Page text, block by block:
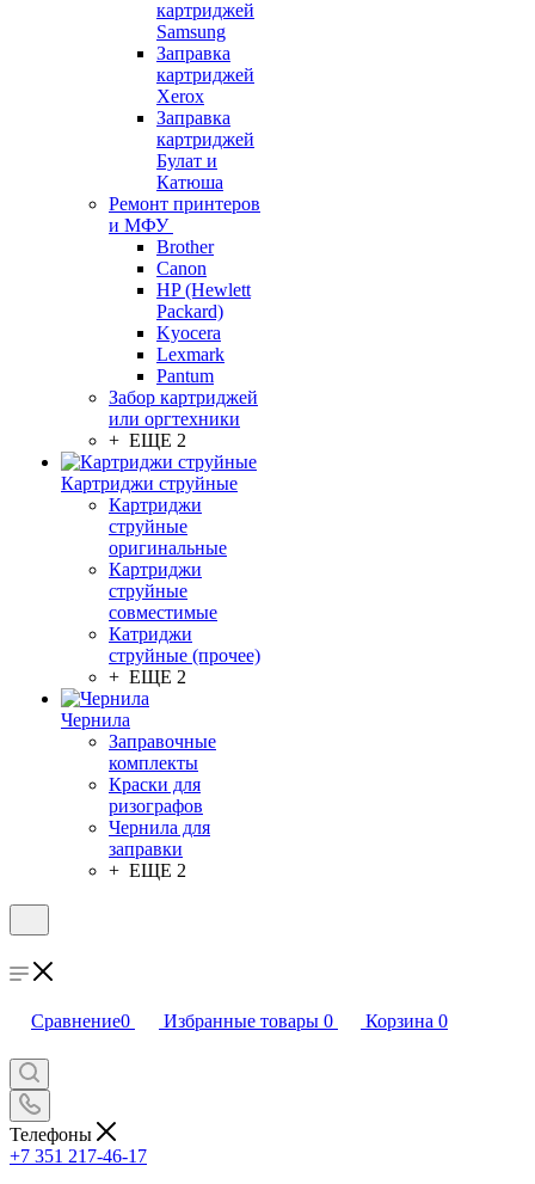
картриджей
Samsung
Заправка
картриджей
Xerox
Заправка
картриджей
Булат и
Катюша
Ремонт принтеров
и МФУ
Brother
Canon
HP (Hewlett
Packard)
Kyocera
Lexmark
Pantum
Забор картриджей
или оргтехники
+ ЕЩЕ 2
Картриджи струйные
Картриджи
струйные
оригинальные
Картриджи
струйные
совместимые
Катриджи
струйные (прочее)
+ ЕЩЕ 2
Чернила
Заправочные
комплекты
Краски для
ризографов
Чернила для
заправки
+ ЕЩЕ 2
Сравнение0 Избранные товары 0 Корзина 0
Телефоны
+7 351 217-46-17